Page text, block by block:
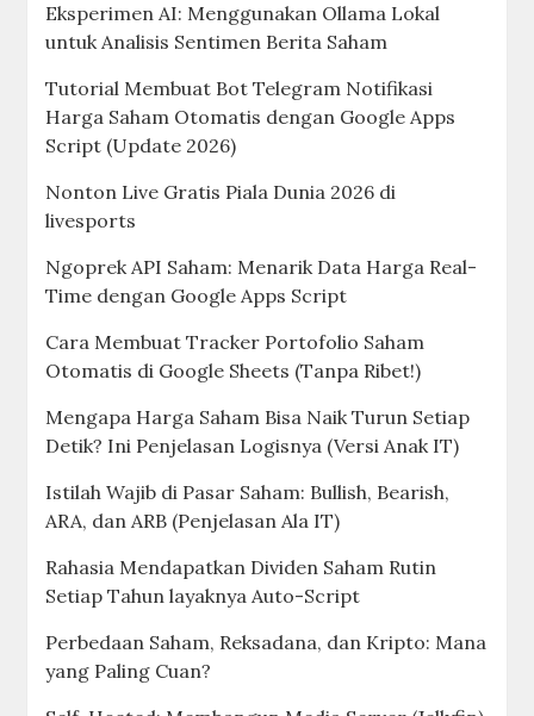
Eksperimen AI: Menggunakan Ollama Lokal
untuk Analisis Sentimen Berita Saham
Tutorial Membuat Bot Telegram Notifikasi
Harga Saham Otomatis dengan Google Apps
Script (Update 2026)
Nonton Live Gratis Piala Dunia 2026 di
livesports
Ngoprek API Saham: Menarik Data Harga Real-
Time dengan Google Apps Script
Cara Membuat Tracker Portofolio Saham
Otomatis di Google Sheets (Tanpa Ribet!)
Mengapa Harga Saham Bisa Naik Turun Setiap
Detik? Ini Penjelasan Logisnya (Versi Anak IT)
Istilah Wajib di Pasar Saham: Bullish, Bearish,
ARA, dan ARB (Penjelasan Ala IT)
Rahasia Mendapatkan Dividen Saham Rutin
Setiap Tahun layaknya Auto-Script
Perbedaan Saham, Reksadana, dan Kripto: Mana
yang Paling Cuan?